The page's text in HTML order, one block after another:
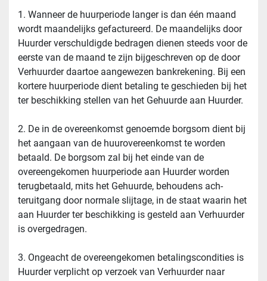
1. Wanneer de huurperiode langer is dan één maand
wordt maandelijks gefactureerd. De maandelijks door
Huurder verschuldigde bedragen dienen steeds voor de
eerste van de maand te zijn bijgeschreven op de door
Verhuurder daartoe aangewezen bankrekening. Bij een
kortere huurperiode dient betaling te geschieden bij het
ter beschikking stellen van het Gehuurde aan Huurder.
2. De in de overeenkomst genoemde borgsom dient bij
het aangaan van de huurovereenkomst te worden
betaald. De borgsom zal bij het einde van de
overeengekomen huurperiode aan Huurder worden
terugbetaald, mits het Gehuurde, behoudens ach-
teruitgang door normale slijtage, in de staat waarin het
aan Huurder ter beschikking is gesteld aan Verhuurder
is overgedragen.
3. Ongeacht de overeengekomen betalingscondities is
Huurder verplicht op verzoek van Verhuurder naar